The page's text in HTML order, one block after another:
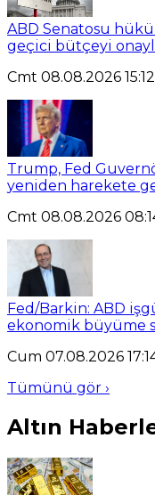
ABD Senatosu
geçici bütçeyi
Cmt 08.08.2026 15:12
Trump, Fed
yeniden harekete
Cmt 08.08.2026
Fed/Barkin: ABD
ekonomik büyüme
Cum 07.08.2026
Tümünü gör ›
Altın